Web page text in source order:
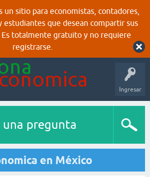
un sitio para economistas, contadores,
estudiantes que desean compartir sus
totalmente gratuito y no requiere
registrarse.
Ingresar
una pregunta
en México